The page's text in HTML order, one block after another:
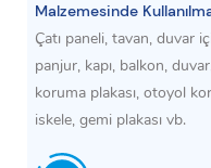
Malzemesinde
Çatı paneli, tavan, duvar
panjur, kapı, balkon,
koruma plakası, otoyol
iskele, gemi plakası vb.